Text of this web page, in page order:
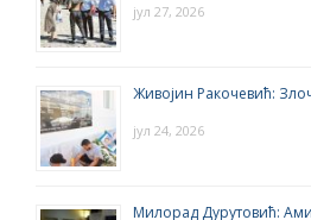
јул 27, 2026
Живојин Ракочевић:
јул 24, 2026
Милорад Дурутовић: